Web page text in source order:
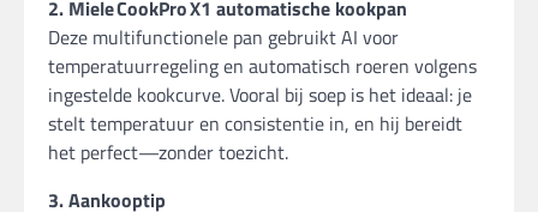
2. MieleCookProX1 automatische kookpan
Deze multifunctionele pan gebruikt AI voor
temperatuurregeling en automatisch roeren volgens
ingestelde kookcurve. Vooral bij soep is het ideaal: je
stelt temperatuur en consistentie in, en hij bereidt
het perfect—zonder toezicht.
3. Aankooptip